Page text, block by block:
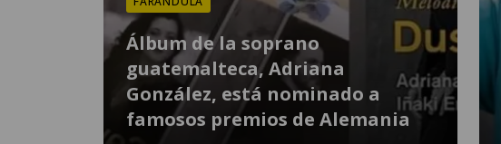
Álbum de la soprano
guatemalteca, Adriana
González, está nominado a
famosos premios de Alemania